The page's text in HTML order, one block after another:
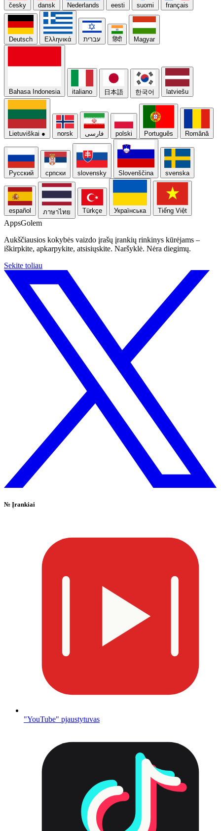
česky dansk Nederlands eesti suomi français
Deutsch Ελληνικά עברית हिंदी Magyar
Bahasa Indonesia italiano 日本語 한국어 latviešu
Lietuviškai ● norsk فارسی polski Português Română
Русский српски slovensky Slovenščina svenska
español ภาษาไทย Türkçe Українська Tiếng Việt
AppsGolem
Aukščiausios kokybės vaizdo įrašų įrankių rinkinys kūrėjams –
iškirpkite, apkarpykite, atsisiųskite. Naršyklė. Nėra diegimų.
Sekite toliau
№ Įrankiai
"YouTube" pjaustytuvas